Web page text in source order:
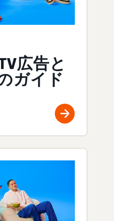
広告と
ガイド